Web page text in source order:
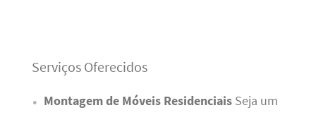
Serviços Oferecidos
Montagem de Móveis ResidenciaisSeja um